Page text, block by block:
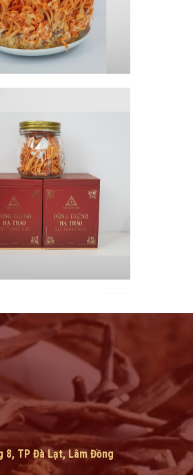
8, TP Đà Lạt, Lâm Đồng